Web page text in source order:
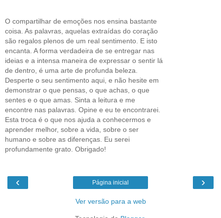
O compartilhar de emoções nos ensina bastante
coisa. As palavras, aquelas extraídas do coração
são regalos plenos de um real sentimento. E isto
encanta. A forma verdadeira de se entregar nas
ideias e a intensa maneira de expressar o sentir lá
de dentro, é uma arte de profunda beleza.
Desperte o seu sentimento aqui, e não hesite em
demonstrar o que pensas, o que achas, o que
sentes e o que amas. Sinta a leitura e me
encontre nas palavras. Opine e eu te encontrarei.
Esta troca é o que nos ajuda a conhecermos e
aprender melhor, sobre a vida, sobre o ser
humano e sobre as diferenças. Eu serei
profundamente grato. Obrigado!
‹ ›
Página inicial
Ver versão para a web